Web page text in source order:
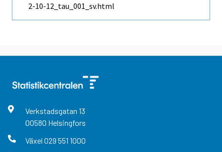
2-10-12_tau_001_sv.html
Verkstadsgatan 13
00580 Helsingfors
Växel 029 551 1000